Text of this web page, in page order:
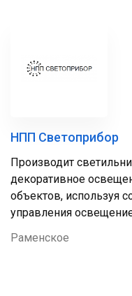
НПП Светоприбор
Производит
декоративное
объектов, используя
управления
Раменское